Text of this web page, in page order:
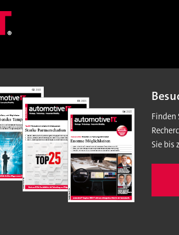
Finden
Sie bis